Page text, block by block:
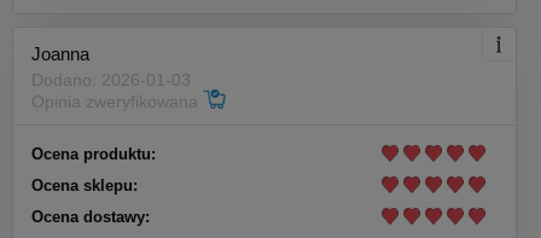
Joanna
Dodano: 2026-01-03
Opinia zweryfikowana
Ocena produktu:
Ocena sklepu:
Ocena dostawy: